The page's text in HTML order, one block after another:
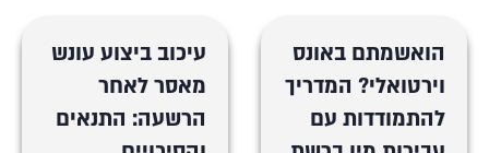
הואשמתם באונס
וירטואלי? המדריך
להתמודדות עם
עיכוב ביצוע עונש
מאסר לאחר
הרשעה: התנאים